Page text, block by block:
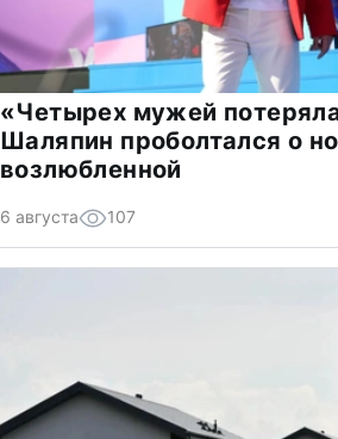
«Четырех мужей
Шаляпин проболтался о
возлюбленной
6 августа 107